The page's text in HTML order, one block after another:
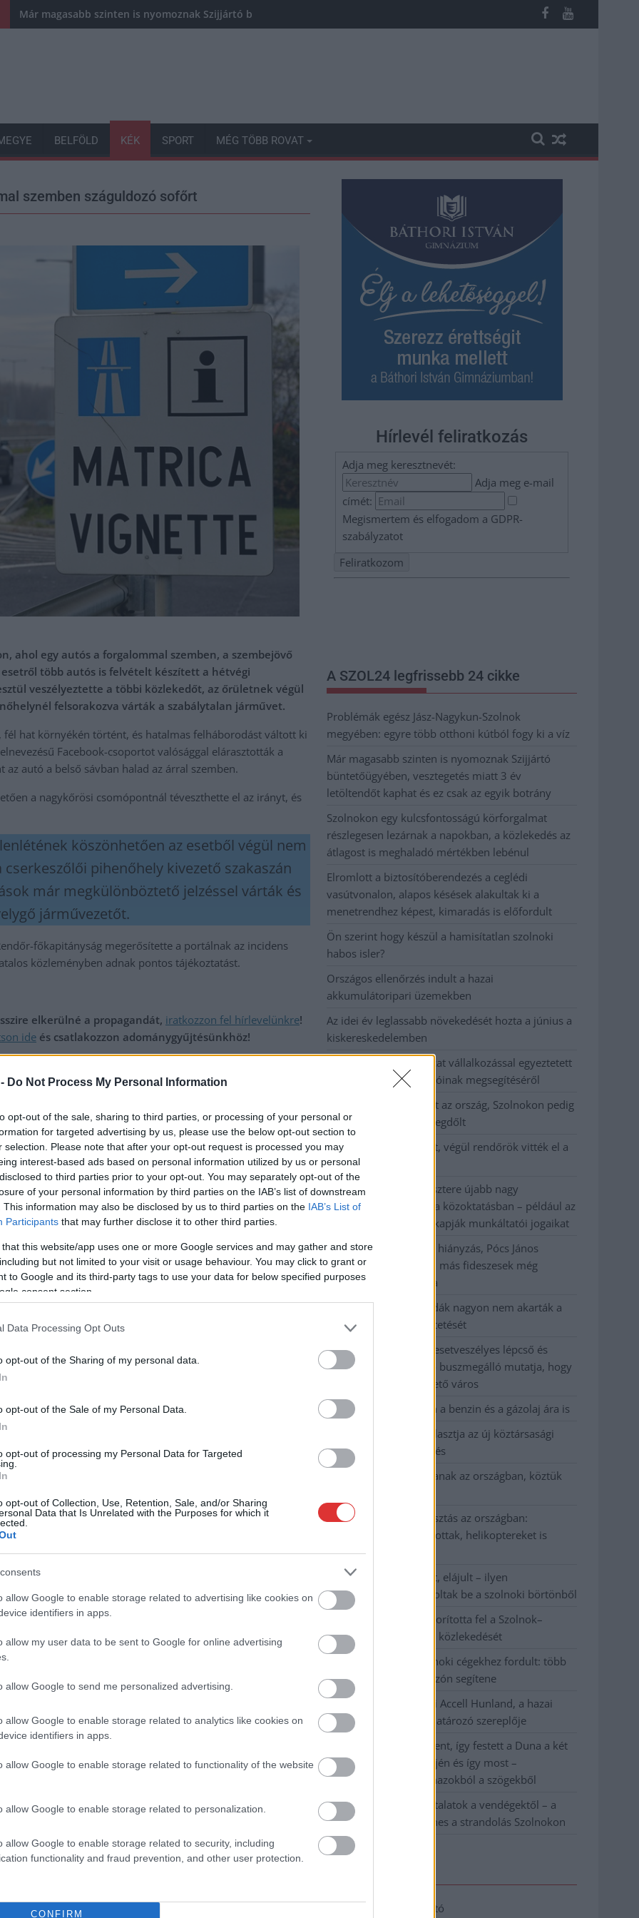
Do Not Process My Personal Information
opt-out of the sale, sharing to third parties, or processing of your personal or
for targeted advertising by us, please use the below opt-out section to
selection. Please note that after your opt-out request is processed you may
interest-based ads based on personal information utilized by us or personal
to third parties prior to your opt-out. You may separately opt-out of the
of your personal information by third parties on the IAB’s list of downstream
This information may also be disclosed by us to third parties on the IAB’s List of
Participants that may further disclose it to other third parties.
that this website/app uses one or more Google services and may gather and store
but not limited to your visit or usage behaviour. You may click to grant or
to Google and its third-party tags to use your data for below specified purposes
consent section.
Data Processing Opt Outs
opt-out of the Sharing of my personal data.
opt-out of the Sale of my Personal Data.
opt-out of processing my Personal Data for Targeted
opt-out of Collection, Use, Retention, Sale, and/or Sharing
Data that Is Unrelated with the Purposes for which it
allow Google to enable storage related to advertising like cookies on
identifiers in apps.
allow my user data to be sent to Google for online advertising
allow Google to send me personalized advertising.
allow Google to enable storage related to analytics like cookies on
identifiers in apps.
allow Google to enable storage related to functionality of the website
allow Google to enable storage related to personalization.
allow Google to enable storage related to security, including
functionality and fraud prevention, and other user protection.
CONFIRM
Már magasabb szinten is nyomoznak Szijjártó büntetőügyében, vesztegetés miatt 3 év letöltendőt kaphat és ez csak az egyik
BELFÖLD KÉK SPORT MÉG TÖBB ROVAT
szemben száguldozó sofőrt
ahol egy autós a forgalommal szemben, a szembejövő
több autós is felvételt készített a hétvégi
veszélyeztette a többi közlekedőt, az őrületnek végül
felsorakozva várták a szabálytalan járművet.
fél hat környékén történt, és hatalmas felháborodást váltott ki
Facebook-csoportot valósággal elárasztották a
autó a belső sávban halad az árral szemben.
a nagykőrösi csomópontnál téveszthette el az irányt, és
köszönhetően az esetből végül nem
pihenőhely kivezető szakaszán
már megkülönböztető jelzéssel várták és
járművezetőt.
főkapitányság megerősítette a portálnak az incidens
közleményben adnak pontos tájékoztatást.
elkerülné a propagandát, iratkozzon fel hírlevelünkre!
ide és csatlakozzon adománygyűjtésünkhöz!
Szakály Péter lett a Karcag sportigazgatója
pusztítanak az
Karcagon
országszerte tarló-,
riasztják a
Hatalmas lángok csaptak fel
reggel Szolnokon, ugyanis egy nagy
egységnek is...
Hírlevél feliratkozás
Adja meg keresztnevét:
Adja meg e-mail
címét:
Megismertem és elfogadom a GDPR-
szabályzatot
A SZOL24 legfrissebb 24 cikke
Problémák egész Jász-Nagykun-Szolnok
megyében: egyre több otthoni kútból fogy ki a víz
Már magasabb szinten is nyomoznak Szijjártó
büntetőügyében, vesztegetés miatt 3 év
letöltendőt kaphat és ez csak az egyik botrány
Szolnokon egy kulcsfontosságú körforgalmat
részlegesen lezárnak a napokban, a közlekedés az
átlagost is meghaladó mértékben lebénul
Elromlott a biztosítóberendezés a ceglédi
vasútvonalon, alapos késések alakultak ki a
menetrendhez képest, kimaradás is előfordult
Ön szerint hogy készül a hamisítatlan szolnoki
habos isler?
Országos ellenőrzés indult a hazai
akkumulátoripari üzemekben
Az idei év leglassabb növekedését hozta a június a
kiskereskedelemben
Györfi Mihály több tucat vállalkozással egyeztetett
a kerékpárgyár dolgozóinak megsegítéséről
41 fok fölé forrósodott az ország, Szolnokon pedig
egy másik rekord is megdőlt
Egy telefonhívást akart, végül rendőrök vitték el a
mezőtúri férfit
A Tisza kormány minisztere újabb nagy
változásokról döntött a közoktatásban – például az
iskolaigazgatók visszakapják munkáltatói jogaikat
Sok volt az igazolatlan hiányzás, Pócs János
fizetéslevonást kapott, más fideszesek még
kevesebbet vittek haza
A Szolnok megyei gazdák nagyon nem akarták a
JÉGER további üzemeltetését
Csendélet 5.0: alig balesetveszélyes lépcső és
remek állapotban levő buszmegálló mutatja, hogy
Szolnok mennyire élhető város
Pénteken újra csökken a benzin és a gázolaj ára is
Napokon belül megválasztja az új köztársasági
elnököt az Országgyűlés
Kiterjedt tüzek pusztítanak az országban, köztük
Harmadfokú hőségriasztás az országban:
Szolnokon klímát javítottak, helikoptereket is
bevetettek a tüzeknél
A zárkában rosszul lett, elájult – ilyen
körülményekről számoltak be a szolnoki börtönből
Váratlan fennakadás borította fel a Szolnok–
Kecskemét vasútvonal közlekedését
A polgármester a szolnoki cégekhez fordult: több
száz elbocsátott dolgozón segítene
Csődbe ment a tószegi Accell Hunland, a hazai
kerékpárgyártás meghatározó szereplője
Egyszer fent, egyszer lent, így festett a Duna a két
évvel ezelőtti árvíz idején és így most –
fotógyűjtemény ugyanazokból a szögekből
Ilyenek eddig a tapasztalatok a vendégektől – a
hőhullám miatt ingyenes a strandolás Szolnokon
Adatkezelési tájékoztató